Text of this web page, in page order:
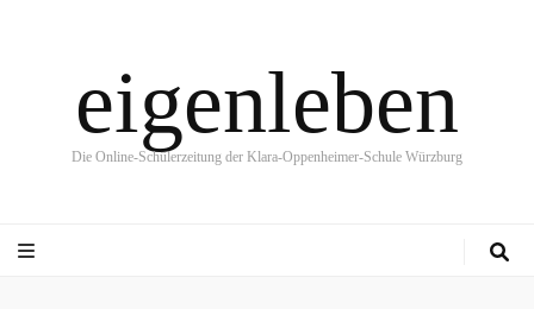
eigenleben
Die Online-Schülerzeitung der Klara-Oppenheimer-Schule Würzburg